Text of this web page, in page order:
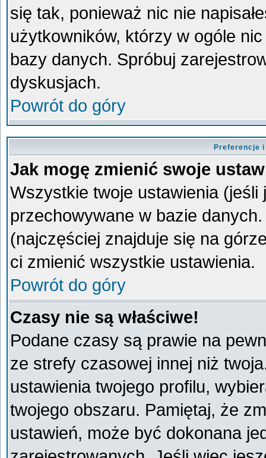
się tak, ponieważ nic nie
użytkowników, którzy w ogóle
bazy danych. Spróbuj
dyskusjach.
Powrót do góry
Preferencje
Jak mogę zmienić swoje
Wszystkie twoje ustawienia
przechowywane w bazie
(najczęściej znajduje się na
ci zmienić wszystkie ustawienia.
Powrót do góry
Czasy nie są właściwe!
Podane czasy są prawie na
ze strefy czasowej innej niż
ustawienia twojego profilu,
twojego obszaru. Pamiętaj, że
ustawień, może być dokonana